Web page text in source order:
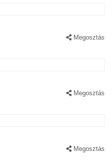
Megosztás
Megosztás
Megosztás